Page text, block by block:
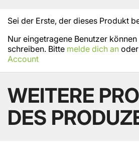
Sei der Erste, der dieses Produkt
Nur eingetragene Benutzer
schreiben. Bitte melde dich an oder
Account
WEITERE
DES